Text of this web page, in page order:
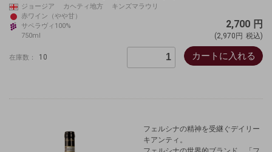
ジョージア カヘティ地方 キンズマラウリ
赤ワイン（やや甘）
サペラヴィ100%
750ml
2,700 円
(2,970円 税込)
在庫数： 10 カートに入れる
フェルシナの精神を受継ぐデイリー
キアンティ。